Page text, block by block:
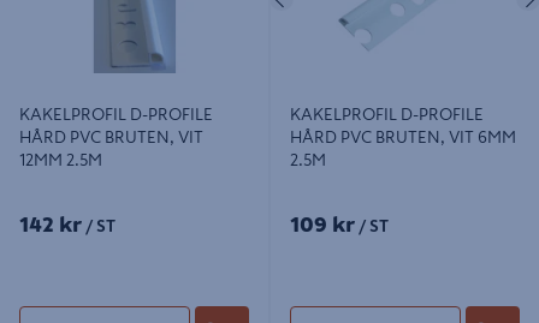
KAKELPROFIL D-PROFILE
HÅRD PVC BRUTEN, VIT
12MM 2.5M
142 kr / ST
KAKELPROFIL D-PROFILE
HÅRD PVC BRUTEN, VIT 6MM
2.5M
109 kr / ST